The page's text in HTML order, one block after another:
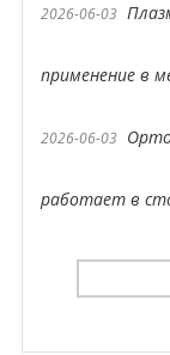
2026-06-03
применение в
2026-06-03
работает в